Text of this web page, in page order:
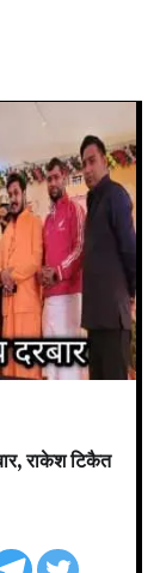
राकेश टिकैत